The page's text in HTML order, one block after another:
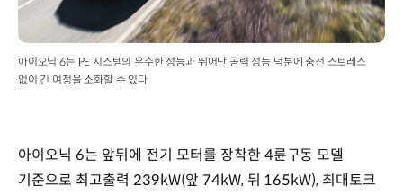
아이오닉 6는 PE 시스템의 우수한 성능과 뛰어난 공력 성능 덕분에 충전 스트레스
없이 긴 여정을 소화할 수 있다
아이오닉 6는 앞뒤에 전기 모터를 장착한 4륜구동 모델
기준으로 최고출력 239kW(앞 74kW, 뒤 165kW), 최대토크